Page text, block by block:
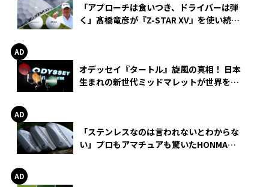
「アプローチは食いつき、ドライバーは弾
く」髙橋竜彦が『Z-STAR XV』を使い続け
オデッセイ『タートル』旋風の真相！ 日本
生まれの新世代ミッドマレットが世界を席
「ステンレスなのは言われないとわからな
い」プロもアマチュアも驚いたHONMA